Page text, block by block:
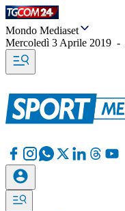
Mondo Mediaset
Mercoledì 3 Aprile 2019 -